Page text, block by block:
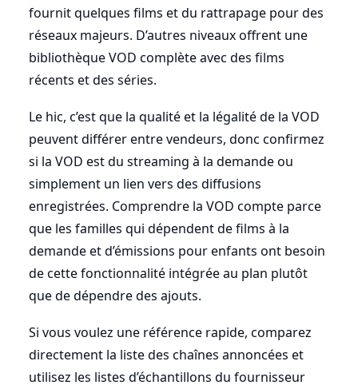
fournit quelques films et du rattrapage pour des
réseaux majeurs. D’autres niveaux offrent une
bibliothèque VOD complète avec des films
récents et des séries.
Le hic, c’est que la qualité et la légalité de la VOD
peuvent différer entre vendeurs, donc confirmez
si la VOD est du streaming à la demande ou
simplement un lien vers des diffusions
enregistrées. Comprendre la VOD compte parce
que les familles qui dépendent de films à la
demande et d’émissions pour enfants ont besoin
de cette fonctionnalité intégrée au plan plutôt
que de dépendre des ajouts.
Si vous voulez une référence rapide, comparez
directement la liste des chaînes annoncées et
utilisez les listes d’échantillons du fournisseur